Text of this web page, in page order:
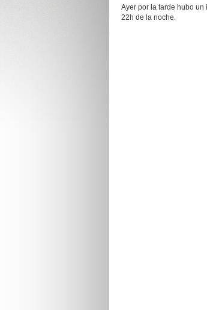
Ayer por la tarde hubo
22h de la noche.